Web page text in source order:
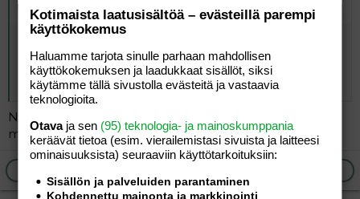
Alkuperäinen kirjoittaja vierailija
Viruksiin on helppo tehdä muutoksia ja muuttaa niitä
paljon vaarallisemmiksi kuin mitä ne ovat ennestään.
Siellä saattaa siis olla joku hullu tiedemies/miehiä
liikkeellä, viimeaikaisista tapahtumista päätellen.
No millä muutat? Ruuvarilla, pihdeillä vai mikä on sun
metodisi?
Kotimaista laatusisältöä – evästeillä parempi
käyttökokemus
Haluamme tarjota sinulle parhaan mahdollisen
käyttökokemuksen ja laadukkaat sisällöt, siksi
käytämme tällä sivustolla evästeitä ja vastaavia
teknologioita.
Otavaja sen (95) teknologia- ja mainoskumppania
keräävät tietoa (esim. vierailemis­tasi sivuista ja laitteesi
ominaisuuk­sista) seuraaviin käyttötarkoituksiin:
Sisällön ja palveluiden parantaminen
Kohdennettu mainonta ja markkinointi